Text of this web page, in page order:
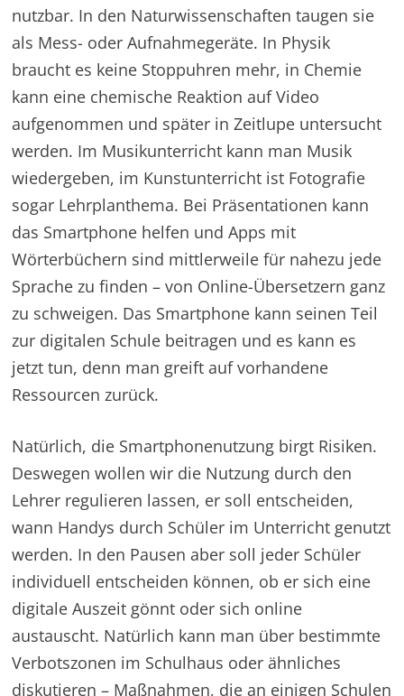
nutzbar. In den Naturwissenschaften taugen sie
als Mess- oder Aufnahmegeräte. In Physik
braucht es keine Stoppuhren mehr, in Chemie
kann eine chemische Reaktion auf Video
aufgenommen und später in Zeitlupe untersucht
werden. Im Musikunterricht kann man Musik
wiedergeben, im Kunstunterricht ist Fotografie
sogar Lehrplanthema. Bei Präsentationen kann
das Smartphone helfen und Apps mit
Wörterbüchern sind mittlerweile für nahezu jede
Sprache zu finden – von Online-Übersetzern ganz
zu schweigen. Das Smartphone kann seinen Teil
zur digitalen Schule beitragen und es kann es
jetzt tun, denn man greift auf vorhandene
Ressourcen zurück.
Natürlich, die Smartphonenutzung birgt Risiken.
Deswegen wollen wir die Nutzung durch den
Lehrer regulieren lassen, er soll entscheiden,
wann Handys durch Schüler im Unterricht genutzt
werden. In den Pausen aber soll jeder Schüler
individuell entscheiden können, ob er sich eine
digitale Auszeit gönnt oder sich online
austauscht. Natürlich kann man über bestimmte
Verbotszonen im Schulhaus oder ähnliches
diskutieren – Maßnahmen, die an einigen Schulen